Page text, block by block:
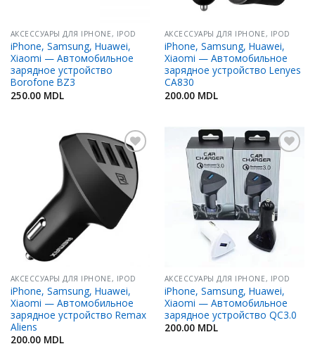
АКСЕССУАРЫ ДЛЯ IPHONE, IPOD
iPhone, Samsung, Huawei,
Xiaomi — Автомобильное
зарядное устройство
Borofone BZ3
250.00 MDL
АКСЕССУАРЫ ДЛЯ IPHONE, IPOD
iPhone, Samsung, Huawei,
Xiaomi — Автомобильное
зарядное устройство Lenyes
CA830
200.00 MDL
Добавить
в
Избранное
АКСЕССУАРЫ ДЛЯ IPHONE, IPOD
iPhone, Samsung, Huawei,
Xiaomi — Автомобильное
зарядное устройство Remax
Aliens
200.00 MDL
Добавить
Избранное
АКСЕССУАРЫ ДЛЯ IPHONE, IPOD
iPhone, Samsung, Huawei,
Xiaomi — Автомобильное
зарядное устройство QC3.0
200.00 MDL